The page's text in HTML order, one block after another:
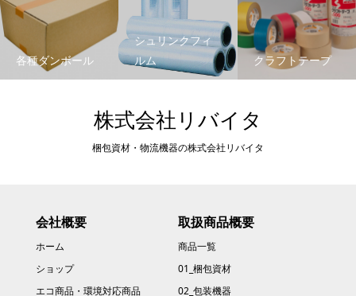
各種ダンボール
シュリンクフィ
ルム
クラフトテープ
株式会社リバイタ
梱包資材・物流機器の株式会社リバイタ
会社概要
ホーム
ショップ
エコ商品・環境対応商品
取扱商品概要
商品一覧
01_梱包資材
02_包装機器